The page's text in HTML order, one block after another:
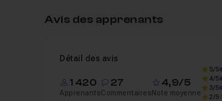
Avis des apprenants
Détail des avis
1 420
Apprenants
27
Commentaires
4,9/5
Note moyenne
5/5
4/5
3/5
2/5